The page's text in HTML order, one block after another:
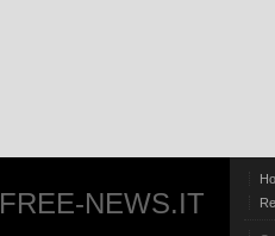
FREE-NEWS.IT